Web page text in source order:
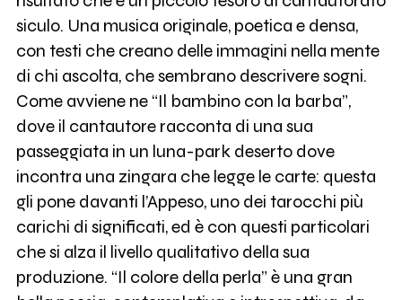
siculo. Una musica originale, poetica e densa,
con testi che creano delle immagini nella mente
di chi ascolta, che sembrano descrivere sogni.
Come avviene ne “Il bambino con la barba”,
dove il cantautore racconta di una sua
passeggiata in un luna-park deserto dove
incontra una zingara che legge le carte: questa
gli pone davanti l’Appeso, uno dei tarocchi più
carichi di significati, ed è con questi particolari
che si alza il livello qualitativo della sua
produzione. “Il colore della perla” è una gran